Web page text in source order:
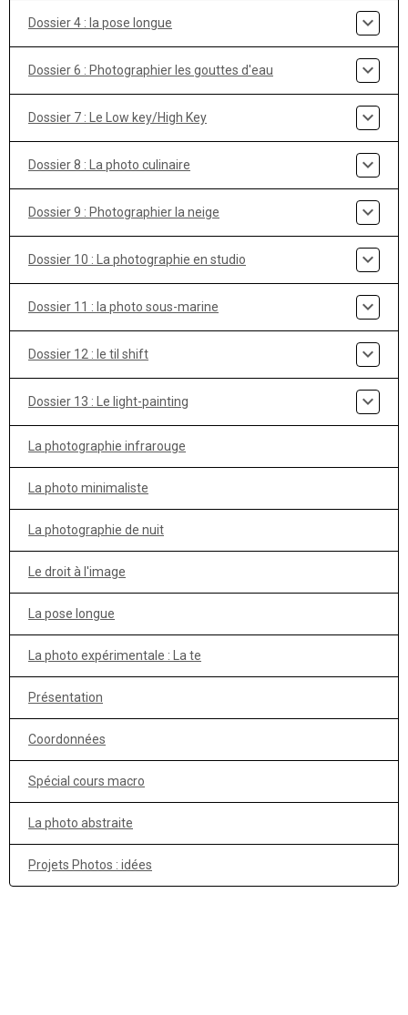
Dossier 4 : la pose longue
Dossier 6 : Photographier les gouttes d'eau
Dossier 7 : Le Low key/High Key
Dossier 8 : La photo culinaire
Dossier 9 : Photographier la neige
Dossier 10 : La photographie en studio
Dossier 11 : la photo sous-marine
Dossier 12 : le til shift
Dossier 13 : Le light-painting
La photographie infrarouge
La photo minimaliste
La photographie de nuit
Le droit à l'image
La pose longue
La photo expérimentale : La te
Présentation
Coordonnées
Spécial cours macro
La photo abstraite
Projets Photos : idées